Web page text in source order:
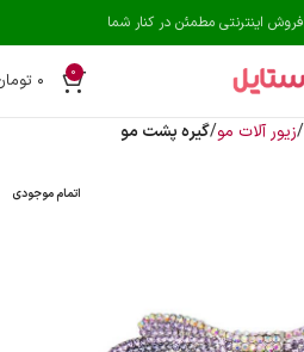
0 ۰
زیور آلات مو گیره پشت مو
اتمام موجودی